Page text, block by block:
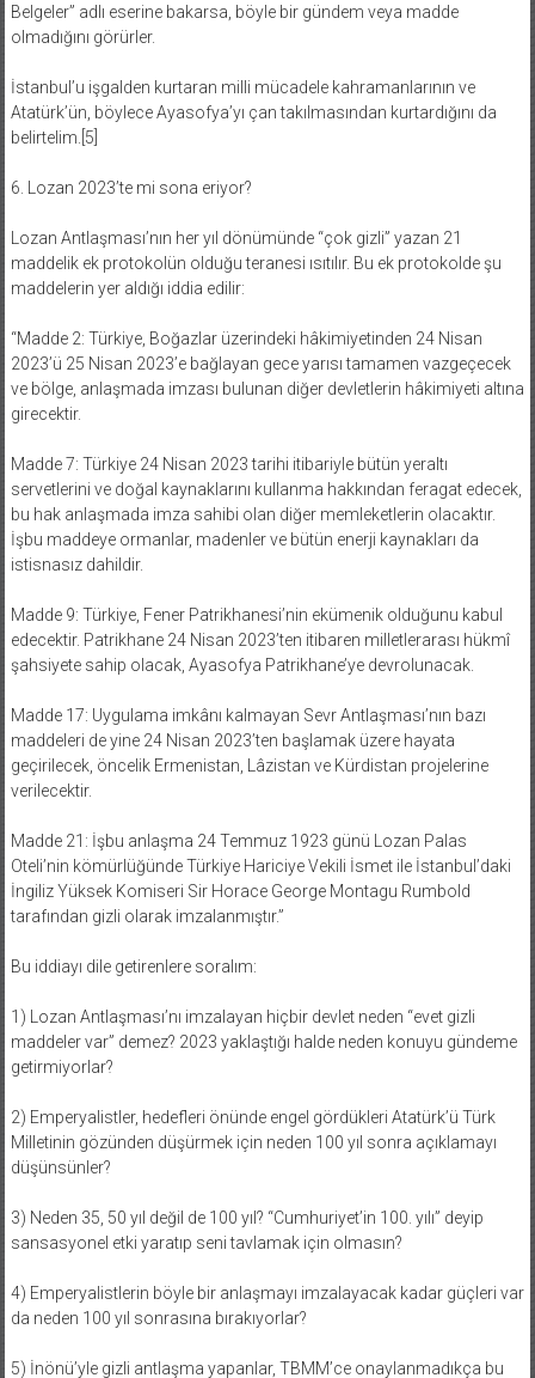
Belgeler” adlı eserine bakarsa, böyle bir gündem veya madde
olmadığını görürler.
İstanbul’u işgalden kurtaran milli mücadele kahramanlarının ve
Atatürk’ün, böylece Ayasofya’yı çan takılmasından kurtardığını da
belirtelim.[5]
6. Lozan 2023’te mi sona eriyor?
Lozan Antlaşması’nın her yıl dönümünde “çok gizli” yazan 21
maddelik ek protokolün olduğu teranesi ısıtılır. Bu ek protokolde şu
maddelerin yer aldığı iddia edilir:
“Madde 2: Türkiye, Boğazlar üzerindeki hâkimiyetinden 24 Nisan
2023’ü 25 Nisan 2023’e bağlayan gece yarısı tamamen vazgeçecek
ve bölge, anlaşmada imzası bulunan diğer devletlerin hâkimiyeti altına
girecektir.
Madde 7: Türkiye 24 Nisan 2023 tarihi itibariyle bütün yeraltı
servetlerini ve doğal kaynaklarını kullanma hakkından feragat edecek,
bu hak anlaşmada imza sahibi olan diğer memleketlerin olacaktır.
İşbu maddeye ormanlar, madenler ve bütün enerji kaynakları da
istisnasız dahildir.
Madde 9: Türkiye, Fener Patrikhanesi’nin ekümenik olduğunu kabul
edecektir. Patrikhane 24 Nisan 2023’ten itibaren milletlerarası hükmî
şahsiyete sahip olacak, Ayasofya Patrikhane’ye devrolunacak.
Madde 17: Uygulama imkânı kalmayan Sevr Antlaşması’nın bazı
maddeleri de yine 24 Nisan 2023’ten başlamak üzere hayata
geçirilecek, öncelik Ermenistan, Lâzistan ve Kürdistan projelerine
verilecektir.
Madde 21: İşbu anlaşma 24 Temmuz 1923 günü Lozan Palas
Oteli’nin kömürlüğünde Türkiye Hariciye Vekili İsmet ile İstanbul’daki
İngiliz Yüksek Komiseri Sir Horace George Montagu Rumbold
tarafından gizli olarak imzalanmıştır.”
Bu iddiayı dile getirenlere soralım:
1) Lozan Antlaşması’nı imzalayan hiçbir devlet neden “evet gizli
maddeler var” demez? 2023 yaklaştığı halde neden konuyu gündeme
getirmiyorlar?
2) Emperyalistler, hedefleri önünde engel gördükleri Atatürk’ü Türk
Milletinin gözünden düşürmek için neden 100 yıl sonra açıklamayı
düşünsünler?
3) Neden 35, 50 yıl değil de 100 yıl? “Cumhuriyet’in 100. yılı” deyip
sansasyonel etki yaratıp seni tavlamak için olmasın?
4) Emperyalistlerin böyle bir anlaşmayı imzalayacak kadar güçleri var
da neden 100 yıl sonrasına bırakıyorlar?
5) İnönü’yle gizli antlaşma yapanlar, TBMM’ce onaylanmadıkça bu